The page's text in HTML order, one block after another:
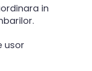
in
usor